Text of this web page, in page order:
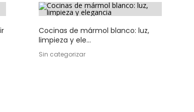
Cocinas de mármol blanco: luz,
limpieza y ele...
Sin categorizar